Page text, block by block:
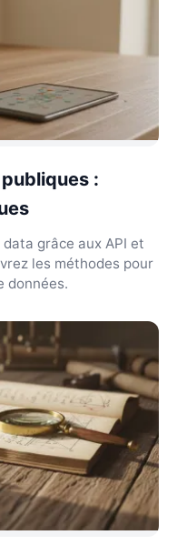
:
grâce aux API et
les méthodes pour
données.